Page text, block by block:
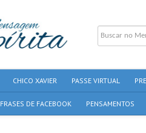
CHICO XAVIER PASSE VIRTUAL
FRASES DE FACEBOOK PENSAMENTOS